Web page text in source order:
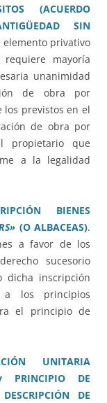
(ACUERDO
SIN
elemento privativo
mayoría
unanimidad
de obra por
los previstos en el
de obra por
propietario que
a la legalidad
BIENES
(O ALBACEAS).
a favor de los
sucesorio
dicha inscripción
a los principios
el principio de
UNITARIA
PRINCIPIO DE
DE